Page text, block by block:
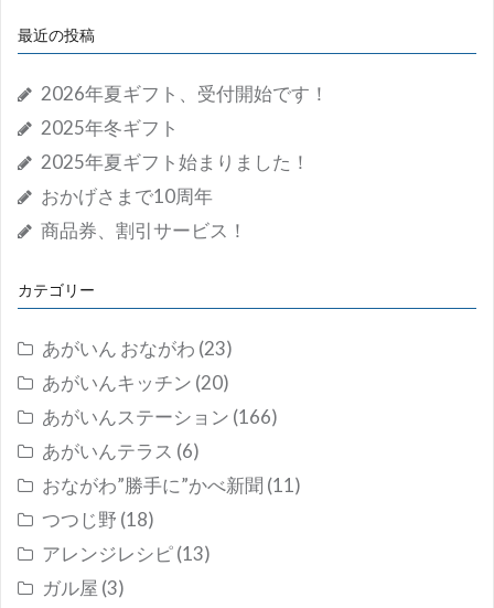
最近の投稿
2026年夏ギフト、受付開始です！
2025年冬ギフト
2025年夏ギフト始まりました！
おかげさまで10周年
商品券、割引サービス！
カテゴリー
あがいん おながわ (23)
あがいんキッチン (20)
あがいんステーション (166)
あがいんテラス (6)
おながわ”勝手に”かべ新聞 (11)
つつじ野 (18)
アレンジレシピ(13)
ガル屋 (3)